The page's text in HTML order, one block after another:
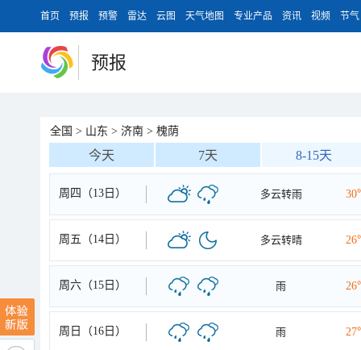
首页 预报 预警 雷达 云图 天气地图 专业产品 资讯 视频 节气
预报
全国 > 山东 > 济南 > 槐荫
今天 7天 8-15天
周四（13日） 多云转雨
周五（14日） 多云转晴
周六（15日） 雨
周日（16日） 雨